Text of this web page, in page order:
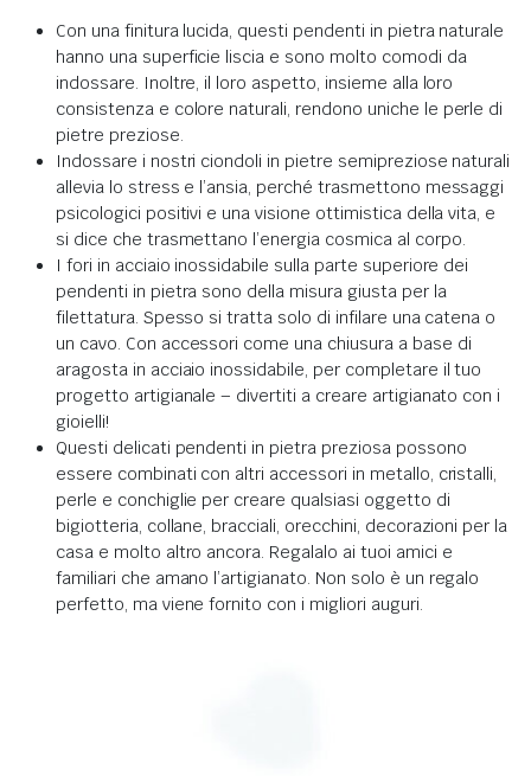
Con una finitura lucida, questi pendenti in pietra naturale
hanno una superficie liscia e sono molto comodi da
indossare. Inoltre, il loro aspetto, insieme alla loro
consistenza e colore naturali, rendono uniche le perle di
pietre preziose.
Indossare i nostri ciondoli in pietre semipreziose naturali
allevia lo stress e l’ansia, perché trasmettono messaggi
psicologici positivi e una visione ottimistica della vita, e
si dice che trasmettano l’energia cosmica al corpo.
I fori in acciaio inossidabile sulla parte superiore dei
pendenti in pietra sono della misura giusta per la
filettatura. Spesso si tratta solo di infilare una catena o
un cavo. Con accessori come una chiusura a base di
aragosta in acciaio inossidabile, per completare il tuo
progetto artigianale – divertiti a creare artigianato con i
gioielli!
Questi delicati pendenti in pietra preziosa possono
essere combinati con altri accessori in metallo, cristalli,
perle e conchiglie per creare qualsiasi oggetto di
bigiotteria, collane, bracciali, orecchini, decorazioni per la
casa e molto altro ancora. Regalalo ai tuoi amici e
familiari che amano l’artigianato. Non solo è un regalo
perfetto, ma viene fornito con i migliori auguri.